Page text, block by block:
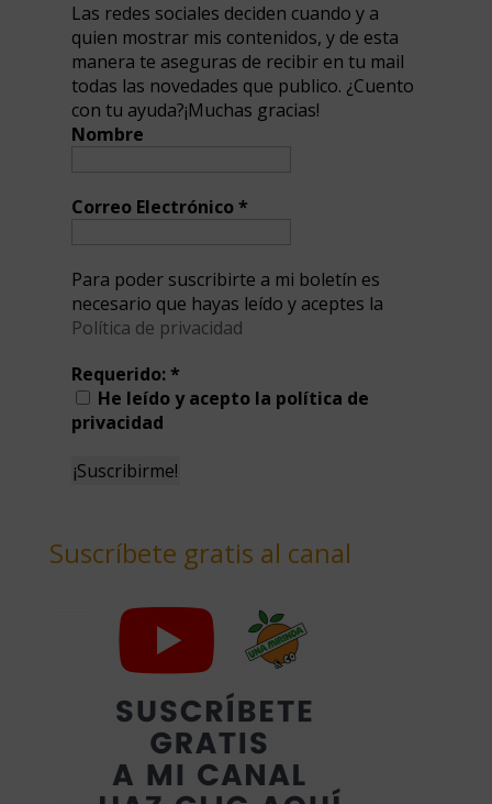
Las redes sociales deciden cuando y a
quien mostrar mis contenidos, y de esta
manera te aseguras de recibir en tu mail
todas las novedades que publico. ¿Cuento
con tu ayuda?¡Muchas gracias!
Nombre
Correo Electrónico*
Para poder suscribirte a mi boletín es
necesario que hayas leído y aceptes la
Política de privacidad
Requerido:*
He leído y acepto la política de
privacidad
Suscríbete gratis al canal